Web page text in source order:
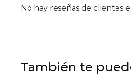
No hay reseñas de clientes
También te